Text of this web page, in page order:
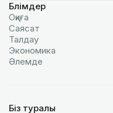
Бөлімдер
Оқиға
Саясат
Талдау
Экономика
Әлемде
Біз туралы